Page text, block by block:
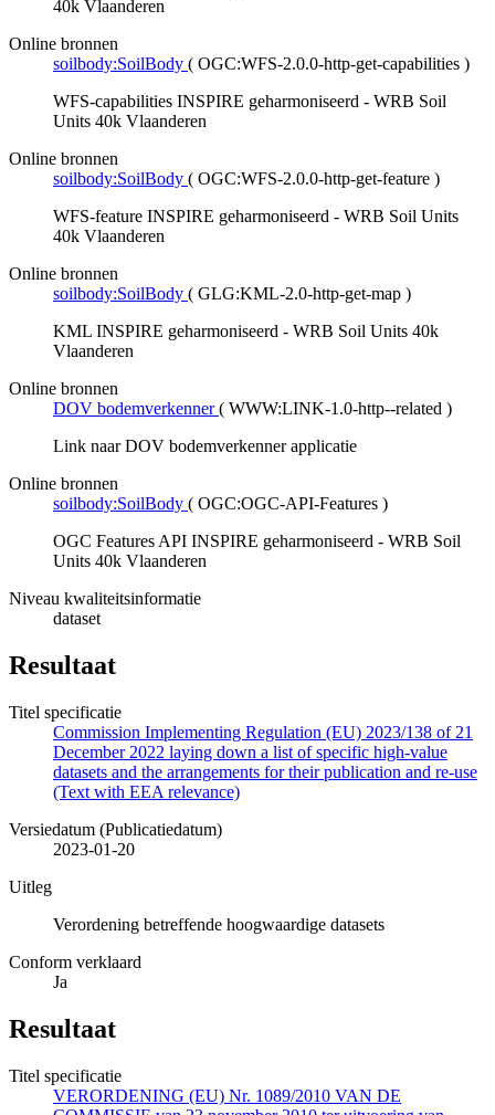
40k Vlaanderen
Online bronnen
soilbody:SoilBody ( OGC:WFS-2.0.0-http-get-capabilities )
WFS-capabilities INSPIRE geharmoniseerd - WRB Soil
Units 40k Vlaanderen
Online bronnen
soilbody:SoilBody ( OGC:WFS-2.0.0-http-get-feature )
WFS-feature INSPIRE geharmoniseerd - WRB Soil Units
40k Vlaanderen
Online bronnen
soilbody:SoilBody ( GLG:KML-2.0-http-get-map )
KML INSPIRE geharmoniseerd - WRB Soil Units 40k
Vlaanderen
Online bronnen
DOV bodemverkenner ( WWW:LINK-1.0-http--related )
Link naar DOV bodemverkenner applicatie
Online bronnen
soilbody:SoilBody ( OGC:OGC-API-Features )
OGC Features API INSPIRE geharmoniseerd - WRB Soil
Units 40k Vlaanderen
Niveau kwaliteitsinformatie
dataset
Resultaat
Titel specificatie
Commission Implementing Regulation (EU) 2023/138 of 21
December 2022 laying down a list of specific high-value
datasets and the arrangements for their publication and re-use
(Text with EEA relevance)
Versiedatum (Publicatiedatum)
2023-01-20
Uitleg
Verordening betreffende hoogwaardige datasets
Conform verklaard
Ja
Resultaat
Titel specificatie
VERORDENING (EU) Nr. 1089/2010 VAN DE